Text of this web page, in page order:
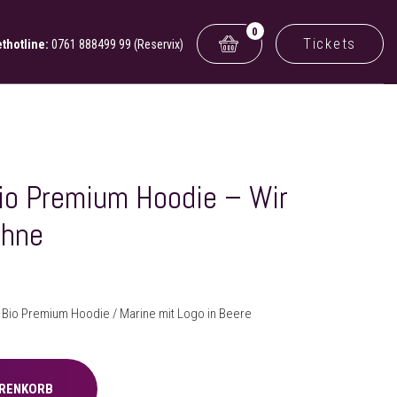
0761 888499 99 (Reservix)
0
Tickets
Premium Hoodie – Wir
Premium Hoodie / Marine mit Logo in Beere